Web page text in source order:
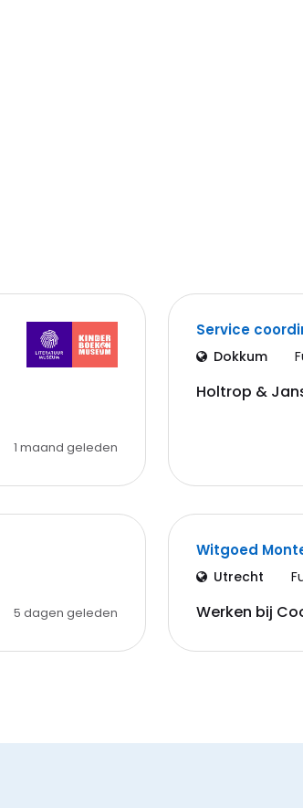
1 maand geleden
Service
Dokkum
Holtrop &
5 dagen geleden
Witgoed
Utrecht
Werken bij